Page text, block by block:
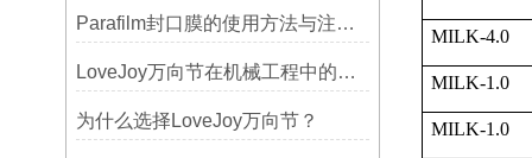
Parafilm封口膜的使用方法与注意事项
LoveJoy万向节在机械工程中的重要性
为什么选择LoveJoy万向节？
MILK-4.0
MILK-1.0
MILK-1.0